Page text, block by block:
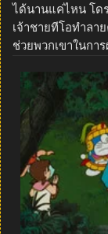
ได้นานแค่ไหน โด
เจ้าชายทีโอทำลา
ช่วยพวกเขาในกา